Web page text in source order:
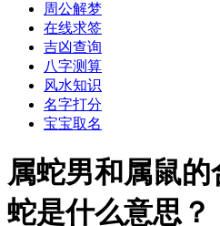
周公解梦
在线求签
吉凶查询
八字测算
风水知识
名字打分
宝宝取名
属蛇男和属鼠
蛇是什么意思？